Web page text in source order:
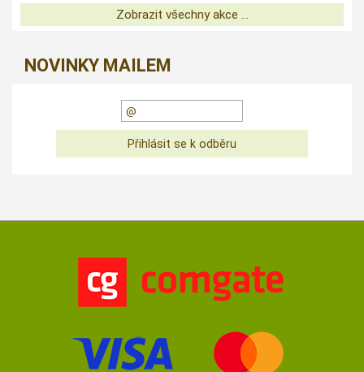
Zobrazit všechny akce ...
NOVINKY MAILEM